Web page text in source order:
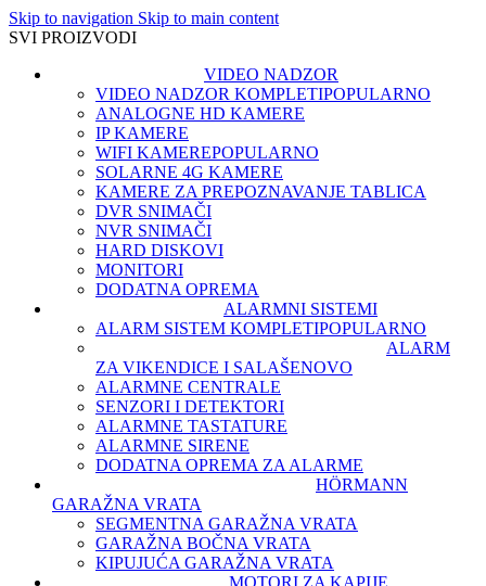
Skip to navigation Skip to main content
SVI PROIZVODI
VIDEO NADZOR
VIDEO NADZOR KOMPLETIPOPULARNO
ANALOGNE HD KAMERE
IP KAMERE
WIFI KAMEREPOPULARNO
SOLARNE 4G KAMERE
KAMERE ZA PREPOZNAVANJE TABLICA
DVR SNIMAČI
NVR SNIMAČI
HARD DISKOVI
MONITORI
DODATNA OPREMA
ALARMNI SISTEMI
ALARM SISTEM KOMPLETIPOPULARNO
ALARM
ZA VIKENDICE I SALAŠENOVO
ALARMNE CENTRALE
SENZORI I DETEKTORI
ALARMNE TASTATURE
ALARMNE SIRENE
DODATNA OPREMA ZA ALARME
HÖRMANN
GARAŽNA VRATA
SEGMENTNA GARAŽNA VRATA
GARAŽNA BOČNA VRATA
KIPUJUĆA GARAŽNA VRATA
MOTORI ZA KAPIJE